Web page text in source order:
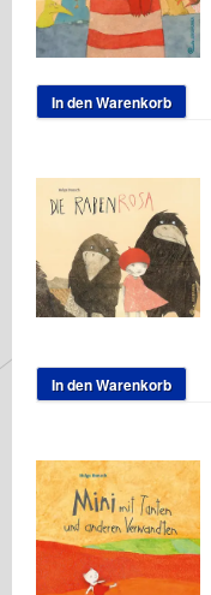
In den Warenkorb
In den Warenkorb